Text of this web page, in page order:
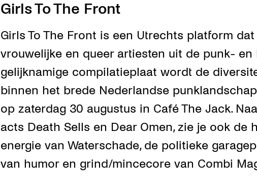
Girls To The Front
Girls To The Front is een Utrechts platform
vrouwelijke en queer artiesten uit de punk- en
gelijknamige compilatieplaat wordt de
binnen het brede Nederlandse
op zaterdag 30 augustus in Café The Jack.
acts Death Sells en Dear Omen, zie je ook
energie van Waterschade, de politieke
van humor en grind/mincecore van Combi